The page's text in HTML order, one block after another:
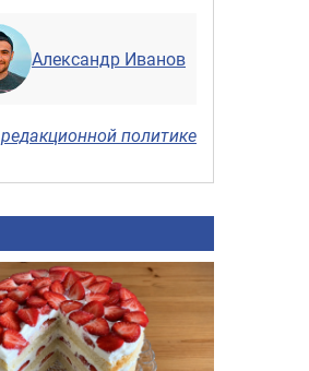
Александр Иванов
редакционной политике